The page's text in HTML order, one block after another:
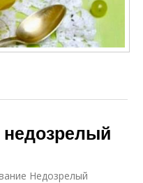
недозрелый
Недозрелый